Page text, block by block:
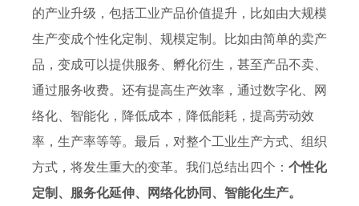
的产业升级，包括工业产品价值提升，比如由大规模
生产变成个性化定制、规模定制。比如由简单的卖产
品，变成可以提供服务、孵化衍生，甚至产品不卖、
通过服务收费。还有提高生产效率，通过数字化、网
络化、智能化，降低成本，降低能耗，提高劳动效
率，生产率等等。最后，对整个工业生产方式、组织
方式，将发生重大的变革。我们总结出四个： 个性化
定制、服务化延伸、网络化协同、智能化生产。